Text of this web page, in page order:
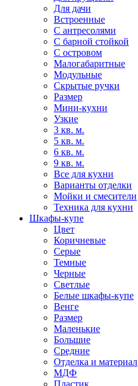
Для дачи
Встроенные
С антресолями
С барной стойкой
С островом
Малогабаритные
Модульные
Скрытые ручки
Размер
Мини-кухни
Узкие
3 кв. м.
5 кв. м.
6 кв. м.
9 кв. м.
Все для кухни
Варианты отделки
Мойки и смесители
Техника для кухни
Шкафы-купе
Цвет
Коричневые
Серые
Темные
Черные
Светлые
Белые шкафы-купе
Венге
Размер
Маленькие
Большие
Средние
Отделка и материал
МДФ
Пластик